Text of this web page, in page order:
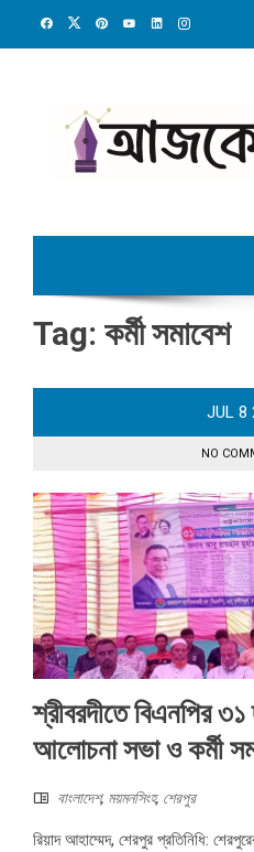
Tag: কর্মী সমাবেশ
JUL 8
NO
শ্রীবরদীতে বিএনপির ৩১
আলোচনা সভা ও কর্মী
বাংলাদেশ, ময়মনসিংহ, শেরপুর
রিয়াদ আহাম্মেদ, শেরপুর প্রতিনিধি: